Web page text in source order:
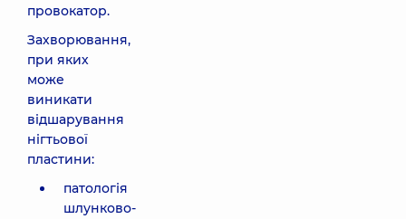
провокатор.
Захворювання,
при яких
може
виникати
відшарування
нігтьової
пластини:
патологія
шлунково-